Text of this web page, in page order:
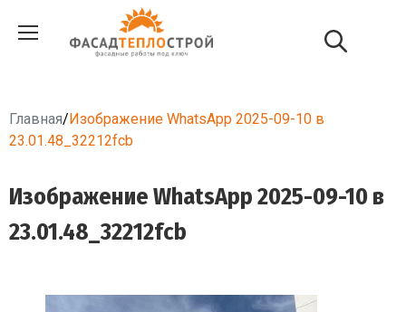
Главная/Изображение WhatsApp 2025-09-10 в
23.01.48_32212fcb
Изображение WhatsApp 2025-09-10 в
23.01.48_32212fcb